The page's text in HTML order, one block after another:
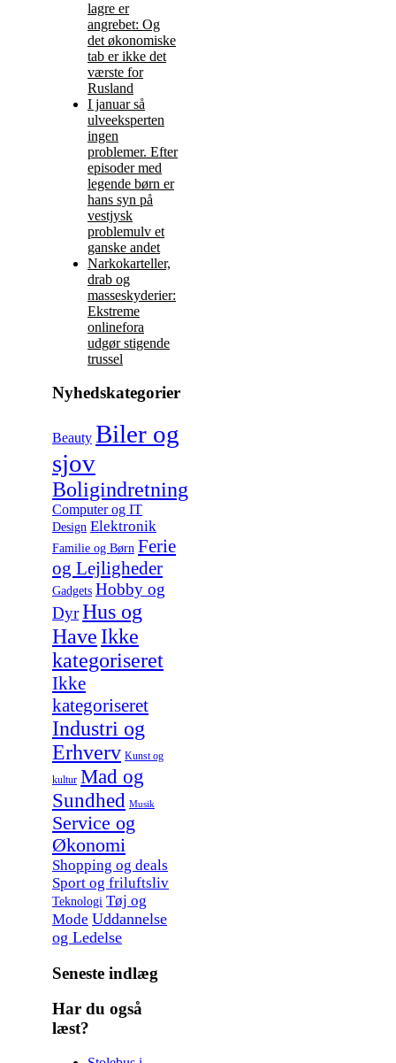
lagre er
angrebet: Og
det økonomiske
tab er ikke det
værste for
Rusland
I januar så
ulveeksperten
ingen
problemer. Efter
episoder med
legende børn er
hans syn på
vestjysk
problemulv et
ganske andet
Narkokarteller,
drab og
masseskyderier:
Ekstreme
onlinefora
udgør stigende
trussel
Nyhedskategorier
Beauty Biler og
sjov
Boligindretning
Computer og IT
Design Elektronik
Familie og Børn Ferie
og Lejligheder
Gadgets Hobby og
DyrHus og
Have Ikke
kategoriseret
Ikke
kategoriseret
Industri og
Erhverv Kunst og
kultur Mad og
Sundhed Musik
Service og
Økonomi
Shopping og deals
Sport og friluftsliv
Teknologi Tøj og
Mode Uddannelse
og Ledelse
Seneste indlæg
Har du også
læst?